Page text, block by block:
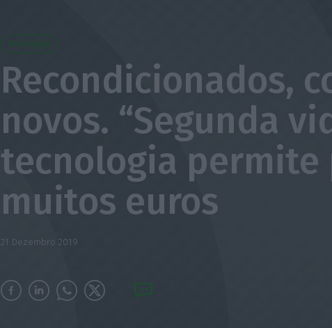
Tecnologia
Recondicionados,
novos. “Segunda
tecnologia permite
muitos euros
21 Dezembro 2019